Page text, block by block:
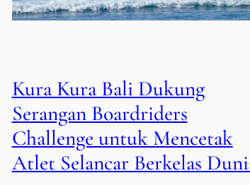
Kura Kura Bali Dukung
Serangan Boardriders
Challenge untuk Mencetak
Atlet Selancar Berkelas